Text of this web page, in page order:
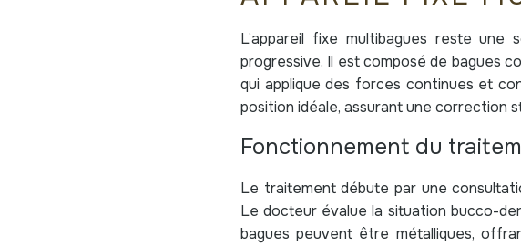
L’appareil fixe multibagues reste
progressive. Il est composé de bagues
qui applique des forces continues et
position idéale, assurant une correction
Fonctionnement du
Le traitement débute par une
Le docteur évalue la situation bucco-
bagues peuvent être métalliques,